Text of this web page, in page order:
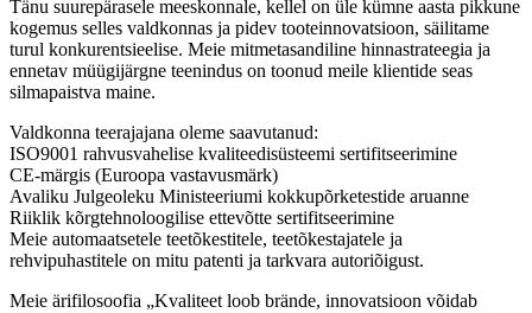
Tänu suurepärasele meeskonnale, kellel on üle kümne aasta pikkune
kogemus selles valdkonnas ja pidev tooteinnovatsioon, säilitame
turul konkurentsieelise. Meie mitmetasandiline hinnastrateegia ja
ennetav müügijärgne teenindus on toonud meile klientide seas
silmapaistva maine.
Valdkonna teerajajana oleme saavutanud:
ISO9001 rahvusvahelise kvaliteedisüsteemi sertifitseerimine
CE-märgis (Euroopa vastavusmärk)
Avaliku Julgeoleku Ministeeriumi kokkupõrketestide aruanne
Riiklik kõrgtehnoloogilise ettevõtte sertifitseerimine
Meie automaatsetele teetõkestitele, teetõkestajatele ja
rehvipuhastitele on mitu patenti ja tarkvara autoriõigust.
Meie ärifilosoofia „Kvaliteet loob brände, innovatsioon võidab